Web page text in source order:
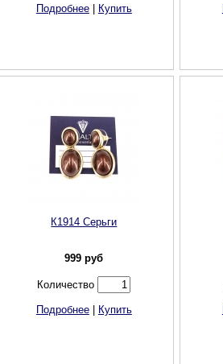
Подробнее| Купить
К1914 Серьги
999 руб
Количество
Подробнее| Купить